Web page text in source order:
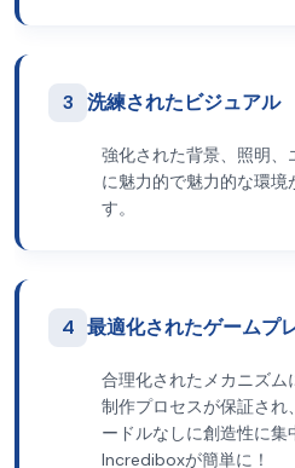
3 洗練されたビジュアル
強化された背景、照明、
に魅力的で魅力的な環境
す。
4 最適化されたゲームプ
合理化されたメカニズム
制作プロセスが保証され
ードルなしに創造性に
Incrediboxが簡単に！